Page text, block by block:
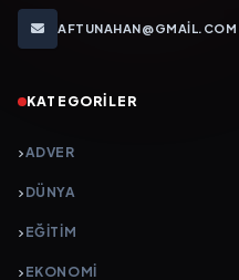
AFTUNAHAN@GMAIL.COM
KATEGORILER
ADVER
DÜNYA
EĞİTİM
EKONOMİ